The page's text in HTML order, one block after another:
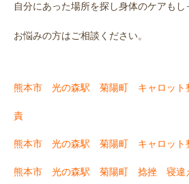
自分にあった場所を探し身体のケアもし
お悩みの方はご相談ください。
熊本市 光の森駅 菊陽町 キャロッ
責
熊本市 光の森駅 菊陽町 キャロット
熊本市 光の森駅 菊陽町 捻挫 寝違